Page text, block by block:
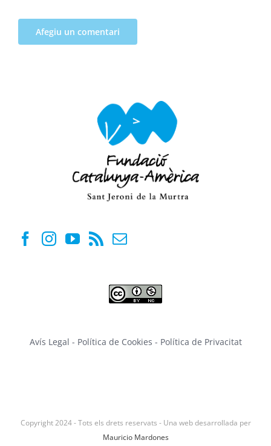
Avís Legal - Política de Cookies - Política de Privacitat
Copyright 2024 - Tots els drets reservats - Una web desarrollada per
Mauricio Mardones